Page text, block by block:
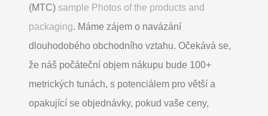
(MTC) sample Photos of the products and
packaging. Máme zájem o navázání
dlouhodobého obchodního vztahu. Očekává se,
že náš počáteční objem nákupu bude 100+
metrických tunách, s potenciálem pro větší a
opakující se objednávky, pokud vaše ceny,